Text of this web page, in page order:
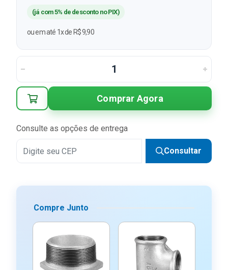
(já com 5% de desconto no PIX)
ou em até 1x de R$ 9,90
Comprar Agora
Consulte as opções de entrega
Consultar
Compre Junto